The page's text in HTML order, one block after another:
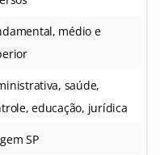
médio e
saúde,
educação, jurídica
SP